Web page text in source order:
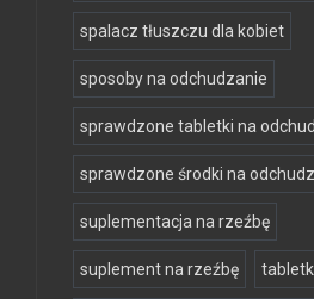
spalacz tłuszczu dla kobiet
sposoby na odchudzanie
sprawdzone tabletki na
sprawdzone środki na
suplementacja na rzeźbę
suplement na rzeźbę